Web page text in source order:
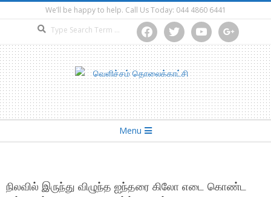
to
We’ll be happy to help. Call Us Today: 044 4860 6441
facebooktwitter youtube google
Menu
நிலவில் இருந்து விழுந்த ஐந்தரை கிலோ எடை கொண்ட